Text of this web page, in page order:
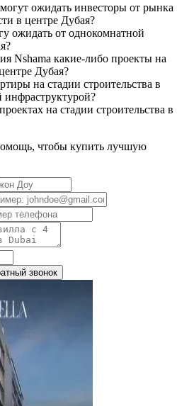
ожидать инвесторы от рынка
в центре Дубая?
ожидать от однокомнатной
Nshama какие-либо проекты на
Дубая?
на стадии строительства в
инфраструктурой?
на стадии строительства в
чтобы купить лучшую
звонок